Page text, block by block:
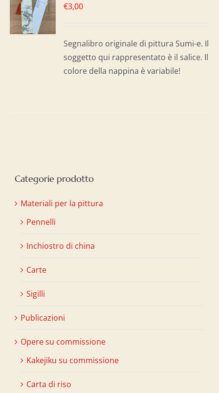
€3,00
Segnalibro originale di pittura Sumi-e. Il
soggetto qui rappresentato è il salice. Il
colore della nappina è variabile!
Categorie prodotto
Materiali per la pittura
Pennelli
Inchiostro di china
Carte
Sigilli
Publicazioni
Opere su commissione
Kakejiku su commissione
Carta di riso